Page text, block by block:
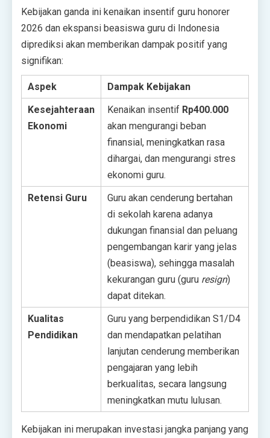
Kebijakan ganda ini kenaikan insentif guru honorer
2026 dan ekspansi beasiswa guru di Indonesia
diprediksi akan memberikan dampak positif yang
signifikan:
Aspek
Dampak Kebijakan
Kesejahteraan
Ekonomi
Kenaikan insentif Rp400.000
akan mengurangi beban
finansial, meningkatkan rasa
dihargai, dan mengurangi stres
ekonomi guru.
Retensi Guru
Guru akan cenderung bertahan
di sekolah karena adanya
dukungan finansial dan peluang
pengembangan karir yang jelas
(beasiswa), sehingga masalah
kekurangan guru (guru resign)
dapat ditekan.
Kualitas
Pendidikan
Guru yang berpendidikan S1/D4
dan mendapatkan pelatihan
lanjutan cenderung memberikan
pengajaran yang lebih
berkualitas, secara langsung
meningkatkan mutu lulusan.
Kebijakan ini merupakan investasi jangka panjang yang